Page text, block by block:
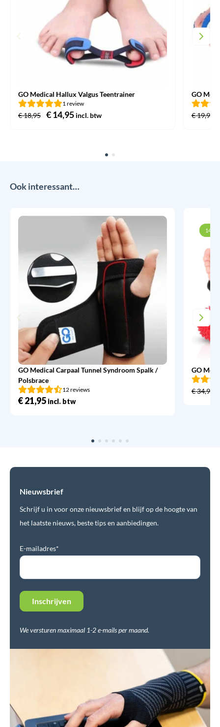
GO Medical Hallux Valgus Teentrainer
1 review
€18,95
Oorspronkelijke
€14,95Huidige
incl. btw
GO
€19,95
Ook interessant…
GO Medical Carpaal Tunnel Syndroom Spalk /
Polsbrace
12 reviews
€21,95 incl. btw
14%
GO
€34,95
Nieuwsbrief
Schrijf u in voor onze nieuwsbrief en blijf op de hoogte van
het laatste nieuws, beste tips en aanbiedingen.
E-mailadres*
We versturen maximaal 1-2 e-mails per maand.